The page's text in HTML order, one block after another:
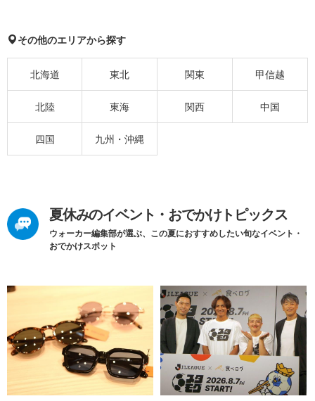
その他のエリアから探す
北海道 東北 関東 甲信越
北陸 東海 関西 中国
四国 九州・沖縄
夏休みのイベント・おでかけトピックス
ウォーカー編集部が選ぶ、この夏におすすめしたい旬なイベント・
おでかけスポット